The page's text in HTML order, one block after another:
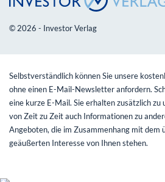
© 2026 - Investor Verlag
Selbstverständlich können Sie unsere
ohne einen E-Mail-Newsletter anfordern.
eine kurze E-Mail. Sie erhalten zusätzlich
von Zeit zu Zeit auch Informationen zu
Angeboten, die im Zusammenhang mit dem
geäußerten Interesse von Ihnen stehen.